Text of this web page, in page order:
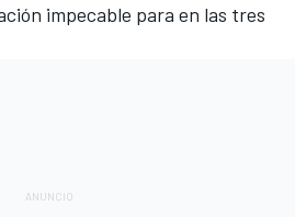
impecable para en las tres